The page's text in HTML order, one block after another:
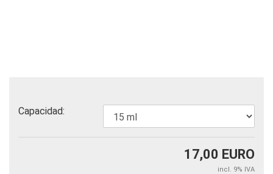
Capacidad:
17,00 EURO
incl. 9% IVA